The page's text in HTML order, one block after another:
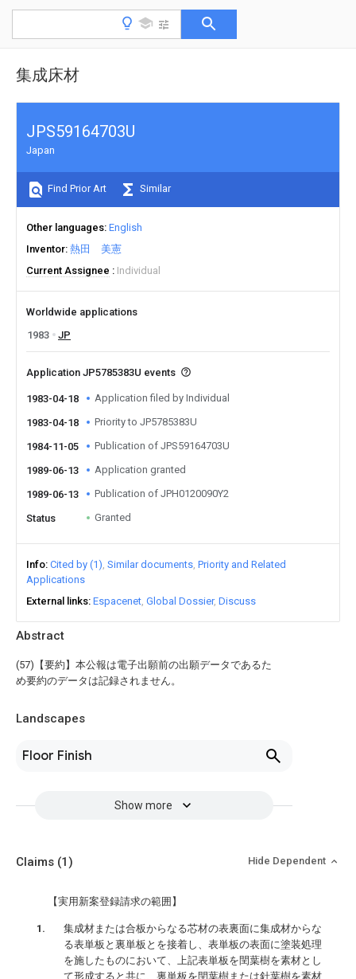
集成床材
Abstract
(57)【要約】本公報は電子出願前の出願データであるた
め要約のデータは記録されません。
Landscapes
Floor Finish
Show more
JPS59164703U
Japan
Find Prior Art Similar
Other languages English
Inventor 熱田 美憲
Current Assignee
Individual
Worldwide applications
1983
JP
Application JP5785383U events
1983-04-18 Application filed by Individual
1983-04-18 Priority to JP5785383U
1984-11-05 Publication of JPS59164703U
1989-06-13 Application granted
1989-06-13 Publication of JPH0120090Y2
Status Granted
Info Cited by (1) Similar documents Priority and Related
Applications
External links Espacenet Global Dossier Discuss
Claims (1) Hide Dependent
【実用新案登録請求の範囲】
集成材または合板からなる芯材の表裏面に集成材からな
る表単板と裏単板とを接着し、表単板の表面に塗装処理
を施したものにおいて、上記表単板を閏葉樹を素材とし
て形成すると共に、裏単板を閏葉樹または針葉樹を素材